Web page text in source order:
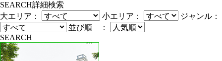
SEARCH詳細検索
大エリア：
小エリア：
ジャンル：
並び順 ：
SEARCH